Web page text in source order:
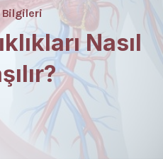
Bilgileri
Nasıl